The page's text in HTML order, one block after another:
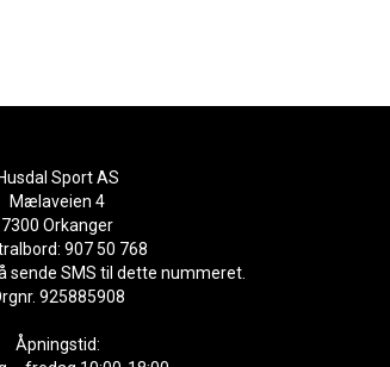
Husdal Sport AS
Mælaveien 4
7300 Orkanger
907 50 768
sende SMS til dette nummeret.
925885908
Åpningstid: